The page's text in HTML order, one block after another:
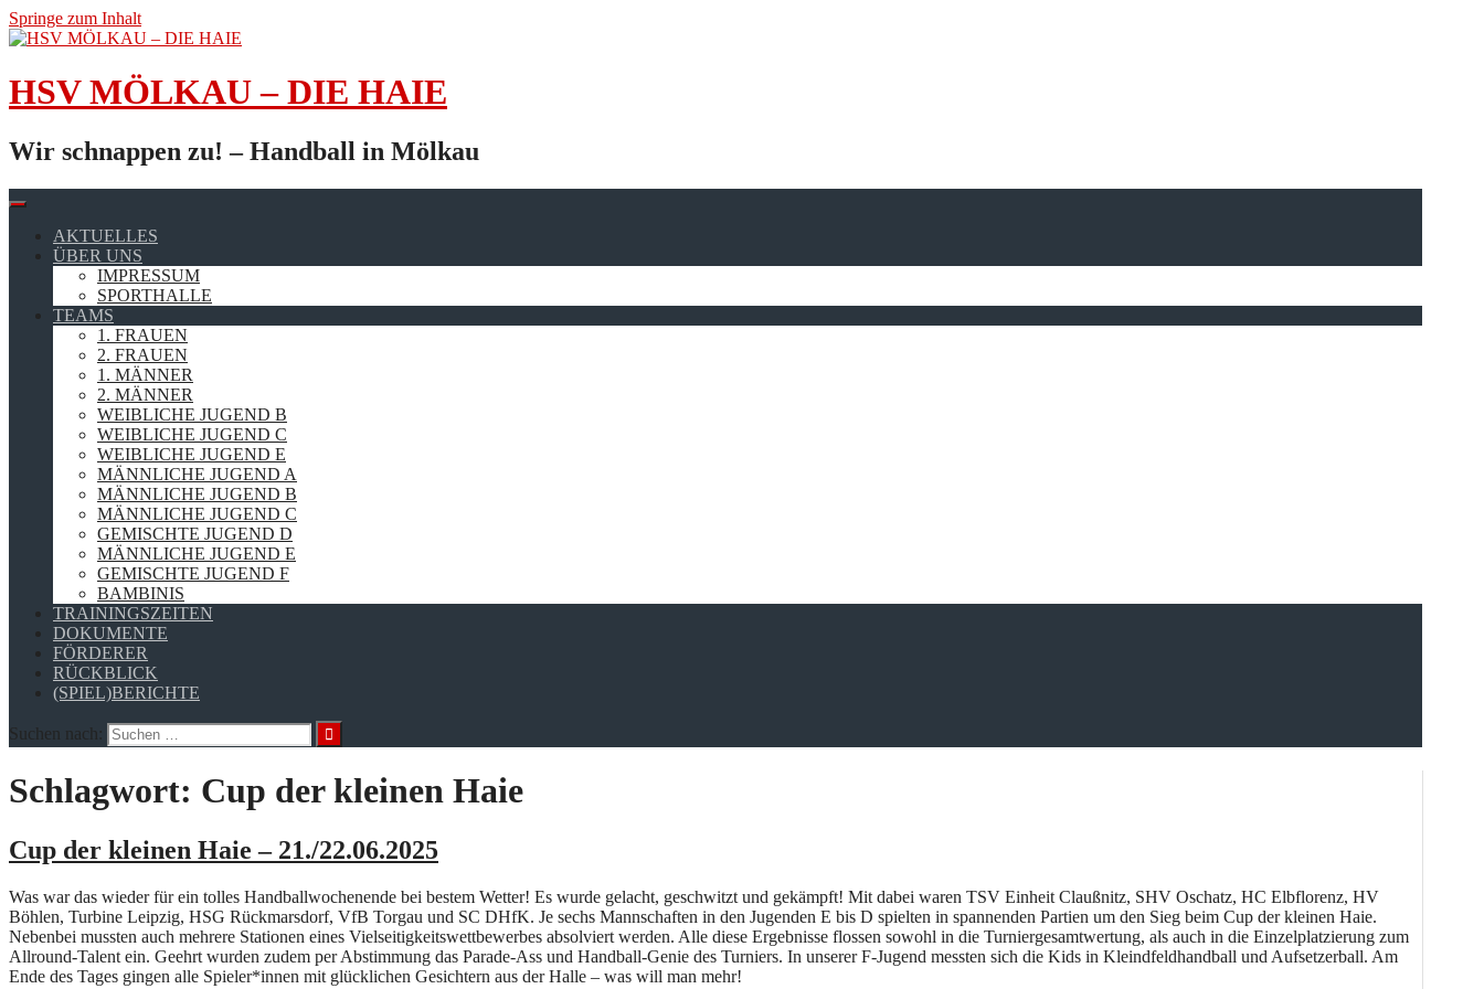
Springe zum Inhalt
HSV MÖLKAU – DIE HAIE
Wir schnappen zu! – Handball in Mölkau
AKTUELLES
ÜBER UNS
IMPRESSUM
SPORTHALLE
TEAMS
1. FRAUEN
2. FRAUEN
1. MÄNNER
2. MÄNNER
WEIBLICHE JUGEND B
WEIBLICHE JUGEND C
WEIBLICHE JUGEND E
MÄNNLICHE JUGEND A
MÄNNLICHE JUGEND B
MÄNNLICHE JUGEND C
GEMISCHTE JUGEND D
MÄNNLICHE JUGEND E
GEMISCHTE JUGEND F
BAMBINIS
TRAININGSZEITEN
DOKUMENTE
FÖRDERER
RÜCKBLICK
(SPIEL)BERICHTE
Suchen nach:
Schlagwort: Cup der kleinen Haie
Cup der kleinen Haie – 21./22.06.2025
Was war das wieder für ein tolles Handballwochenende bei bestem Wetter! Es wurde gelacht, geschwitzt und gekämpft! Mit dabei waren TSV Einheit Claußnitz, SHV Oschatz, HC Elbflorenz, HV
Böhlen, Turbine Leipzig, HSG Rückmarsdorf, VfB Torgau und SC DHfK. Je sechs Mannschaften in den Jugenden E bis D spielten in spannenden Partien um den Sieg beim Cup der kleinen Haie.
Nebenbei mussten auch mehrere Stationen eines Vielseitigkeitswettbewerbes absolviert werden. Alle diese Ergebnisse flossen sowohl in die Turniergesamtwertung, als auch in die Einzelplatzierung zum
Allround-Talent ein. Geehrt wurden zudem per Abstimmung das Parade-Ass und Handball-Genie des Turniers. In unserer F-Jugend messten sich die Kids in Kleindfeldhandball und Aufsetzerball. Am
Ende des Tages gingen alle Spieler*innen mit glücklichen Gesichtern aus der Halle – was will man mehr!